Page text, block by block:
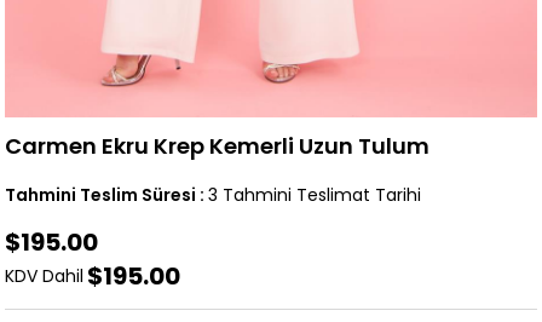
Carmen Ekru Krep Kemerli Uzun Tulum
Tahmini Teslim Süresi : 3 Tahmini Teslimat Tarihi
$195.00
KDV Dahil $195.00